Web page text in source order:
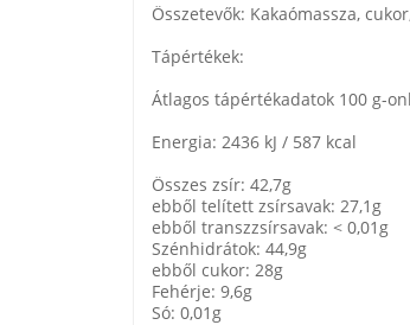
Összetevők: Kakaómassza,
Tápértékek:
Átlagos tápértékadatok 100 g-
Energia: 2436 kJ / 587 kcal
Összes zsír: 42,7g
ebből telített zsírsavak: 27,1g
ebből transzzsírsavak: < 0,01g
Szénhidrátok: 44,9g
ebből cukor: 28g
Fehérje: 9,6g
Só: 0,01g